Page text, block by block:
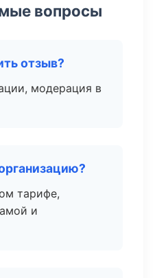
вопросы
отзыв?
модерация в
тарифе,
и